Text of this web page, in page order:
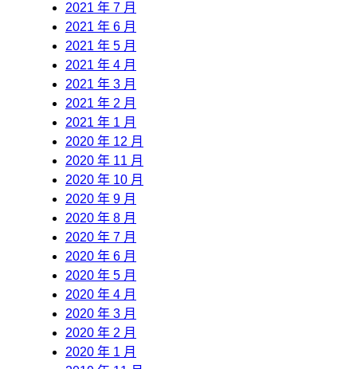
2021 年 7 月
2021 年 6 月
2021 年 5 月
2021 年 4 月
2021 年 3 月
2021 年 2 月
2021 年 1 月
2020 年 12 月
2020 年 11 月
2020 年 10 月
2020 年 9 月
2020 年 8 月
2020 年 7 月
2020 年 6 月
2020 年 5 月
2020 年 4 月
2020 年 3 月
2020 年 2 月
2020 年 1 月